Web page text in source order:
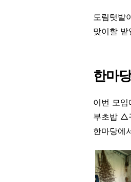
도림텃밭
맞이할
한마
이번 모
부초밥 △
한마당에